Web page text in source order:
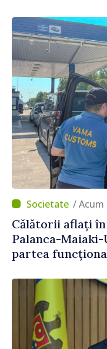
/
Călătorii aflați
Palanca-Maiaki-
partea